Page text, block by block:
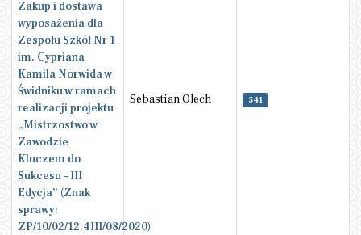
Zakup i dostawa
wyposażenia dla
Zespołu Szkół Nr 1
im. Cypriana
Kamila Norwida w
Świdniku w ramach
realizacji projektu
„Mistrzostwo w
Zawodzie
Kluczem do
Sukcesu – III
Edycja” (Znak
sprawy:
ZP/10/02/12.4III/08/2020)
Sebastian Olech 541